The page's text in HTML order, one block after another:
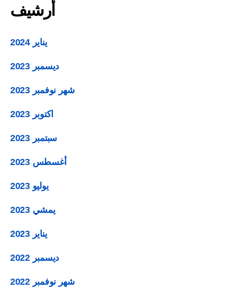
أرشيف
ديسمبر 2023
شهر نوفمبر 2023
اكتوبر 2023
سبتمبر 2023
أغسطس 2023
يمشي 2023
ديسمبر 2022
شهر نوفمبر 2022